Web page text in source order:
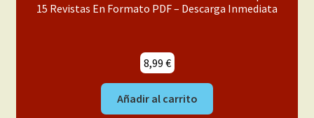
15 Revistas En Formato PDF – Descarga Inmediata
8,99 €
Añadir al carrito